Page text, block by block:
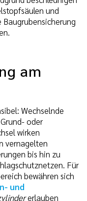
und
am
Wechselnde
oder
wirken
vernagelten
bis hin zu
Für
bewähren sich
und
erlauben